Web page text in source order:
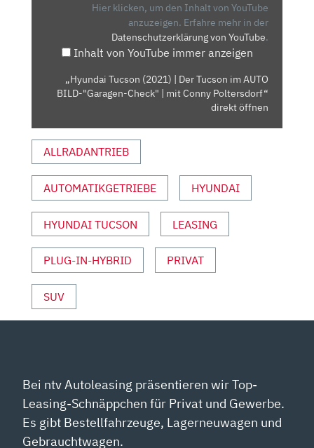
"GARAGEN-
CHECK"
CONNY
POLTERSDORF“
VON
YOUTUBE
Hier klicken, um den Inhalt von YouTube
anzuzeigen. Erfahre mehr in der
Datenschutzerklärung von YouTube.
Inhalt von YouTube immer anzeigen
„Hyundai Tucson (2021) | Der Tucson im AUTO
BILD-"Garagen-Check" | mit Conny Poltersdorf“
direkt öffnen
ALLRADANTRIEB
AUTOMATIKGETRIEBE HYUNDAI
HYUNDAI TUCSON LEASING
PLUG-IN-HYBRID PRIVAT
SUV
Bei ntv Autoleasing präsentieren wir Top-
Leasing-Schnäppchen für Privat und Gewerbe.
Es gibt Bestellfahrzeuge, Lagerneuwagen und
Gebrauchtwagen.